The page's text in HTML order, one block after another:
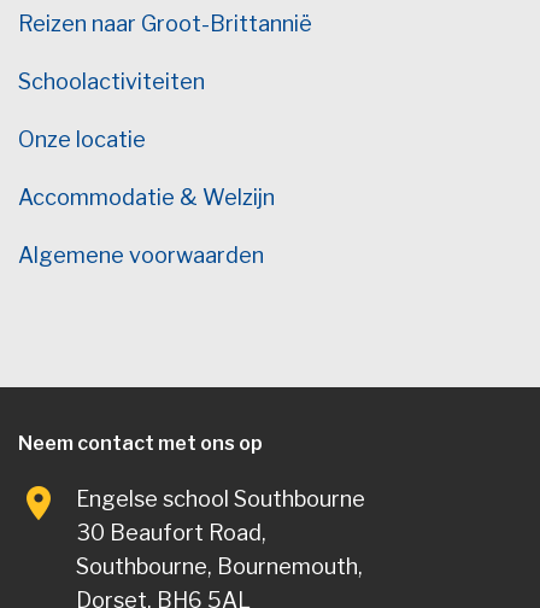
Reizen naar Groot-Brittannië
Schoolactiviteiten
Onze locatie
Accommodatie & Welzijn
Algemene voorwaarden
Neem contact met ons op
Engelse school Southbourne
30 Beaufort Road,
Southbourne, Bournemouth,
Dorset, BH6 5AL